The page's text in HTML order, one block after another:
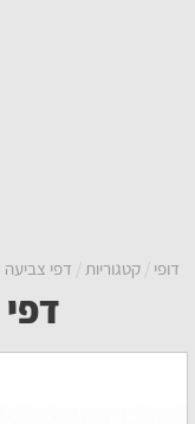
דופי קטגוריות דפי